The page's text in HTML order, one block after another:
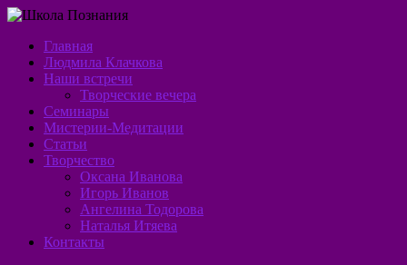
Перейти
содержимому
Школа
Познания
Алхимия
Духа
Главная
Людмила Клачкова
Наши встречи
Творческие вечера
Семинары
Мистерии-Медитации
Статьи
Творчество
Оксана Иванова
Игорь Иванов
Ангелина Тодорова
Наталья Итяева
Контакты